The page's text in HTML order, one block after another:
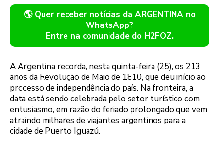
🌎 Quer receber notícias da ARGENTINA no
WhatsApp?
Entre na comunidade do H2FOZ.
A Argentina recorda, nesta quinta-feira (25), os 213
anos da Revolução de Maio de 1810, que deu início ao
processo de independência do país. Na fronteira, a
data está sendo celebrada pelo setor turístico com
entusiasmo, em razão do feriado prolongado que vem
atraindo milhares de viajantes argentinos para a
cidade de Puerto Iguazú.